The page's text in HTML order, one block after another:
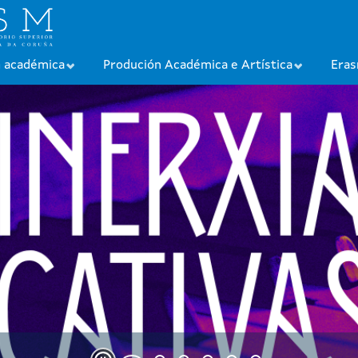
académica Produción Académica e Artística